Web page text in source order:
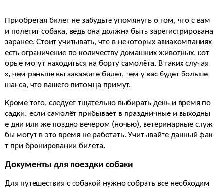
Приобретая билет не забудьте упомянуть о том, что с вам
и полетит собака, ведь она должна быть зарегистрирована
заранее. Стоит учитывать, что в некоторых авиакомпаниях
есть ограничение по количеству домашних животных, кот
орые могут находиться на борту самолёта. В таких случая
х, чем раньше вы закажите билет, тем у вас будет больше
шанса, что вашего питомца примут.
Кроме того, следует тщательно выбирать день и время по
садки: если самолёт прибывает в праздничные и выходны
е дни или же поздно вечером (ночью), ветеринарные служ
бы могут в это время не работать. Учитывайте данный фак
т при бронировании билета.
Документы для поездки собаки
Для путешествия с собакой нужно собрать все необходим